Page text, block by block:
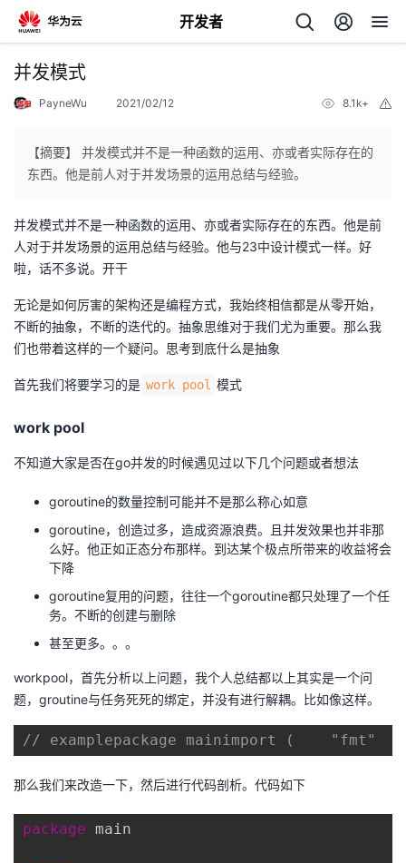
开发者
返
个
人
主
页
我
的
开
发
者
的
我
子
直
播
的
活
动
我
的
关
注
我
的
开
我
的
我
并发模式
PayneWu 2021/02/12 8.1k+
【摘要】 并发模式并不是一种函数的运用、亦或者实际存在的
东西。他是前人对于并发场景的运用总结与经验。
并发模式并不是一种函数的运用、亦或者实际存在的东西。他是前
人对于并发场景的运用总结与经验。他与23中设计模式一样。好
啦，话不多说。开干
无论是如何厉害的架构还是编程方式，我始终相信都是从零开始，
不断的抽象，不断的迭代的。抽象思维对于我们尤为重要。那么我
们也带着这样的一个疑问。思考到底什么是抽象
首先我们将要学习的是 work pool 模式
work pool
不知道大家是否在go并发的时候遇见过以下几个问题或者想法
goroutine的数量控制可能并不是那么称心如意
goroutine，创造过多，造成资源浪费。且并发效果也并非那
么好。他正如正态分布那样。到达某个极点所带来的收益将会
下降
goroutine复用的问题，往往一个goroutine都只处理了一个任
务。不断的创建与删除
甚至更多。。。
workpool，首先分析以上问题，我个人总结都以上其实是一个问
题，groutine与任务死死的绑定，并没有进行解耦。比如像这样。
// examplepackage mainimport (
那么我们来改造一下，然后进行代码剖析。代码如下
package main